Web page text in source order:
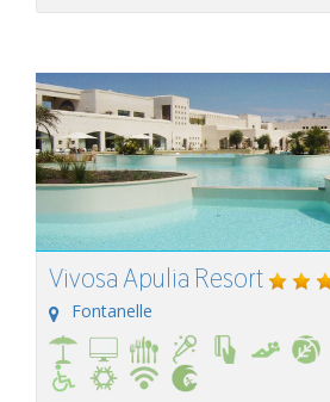
Vivosa Apulia Resort
Fontanelle